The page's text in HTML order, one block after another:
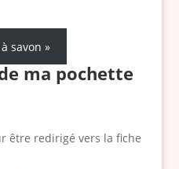
savon »
ma pochette
être redirigé vers la fiche